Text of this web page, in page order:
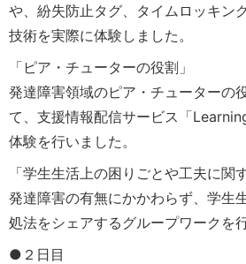
や、紛失防止タグ、タイムロッキン
技術を実際に体験しました。
「ピア・チューターの役割」
発達障害領域のピア・チューターの
て、支援情報配信サービス「
体験を行いました。
「学生生活上の困りごとや工夫に関
発達障害の有無にかかわらず、学生
処法をシェアするグループワークを
●２日目